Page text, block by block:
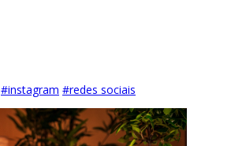
#instagram #redes sociais